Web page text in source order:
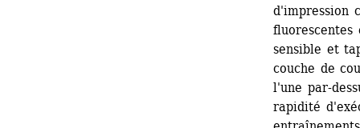
d'impression
sensible et
couche de
l'une par-
rapidité